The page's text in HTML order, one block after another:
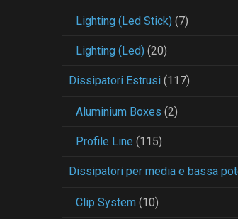
Lighting (Led Stick) (7)
Lighting (Led) (20)
Dissipatori Estrusi (117)
Aluminium Boxes (2)
Profile Line (115)
Dissipatori per media e bassa
Clip System (10)